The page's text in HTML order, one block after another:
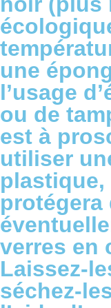
une
l’usage
ou de
est à
utiliser
protégera
verres en
Laissez-
séchez-